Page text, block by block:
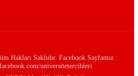
Hakları Saklıdır. Facebook Sayfamız :
universitetercihleri